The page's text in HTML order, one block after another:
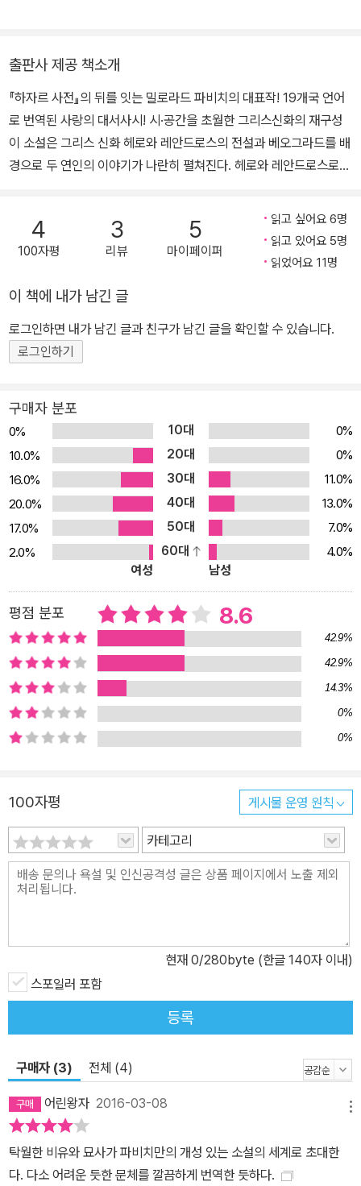
지녔던 그는 동유럽 문학을 세계에 알리는 데 큰 기여를 했다는 평가
출판사 제공 책소개
『하자르 사전』의 뒤를 잇는 밀로라드 파비치의 대표작! 19개국 언어
로 번역된 사랑의 대서사시! 시·공간을 초월한 그리스신화의 재구성
이 소설은 그리스 신화 헤로와 레안드로스의 전설과 베오그라드를 배
경으로 두 연인의 이야기가 나란히 펼쳐진다. 헤로와 레안드로스로
라하를 배경으로, 레안드로스의 이야기는 17세기 남동부 유럽을 배
경으로 한다. 소설은 신화 속 전설의 형태를 그대로 따르고 있어 소설
이 이 소설 속에서 만남으로써 시·공간을 초월한 구성으로 실험적 형
식을 선보이고 있다. 즉 뛰어난 문학적 실험과 동시에 무엇이든 허용
되는 대중적 환상을 결합시킨 것이다. 특히 제목 『바람의 안쪽』에서
‘바람’은 이 소설의 가장 극적인 변화가 이루어지는 ‘시간’을 의미한
고 있다. 또한 헤로와 레안드로스는 이 ‘시간’의 바다를 건너 비극적이
고도 신비로운 사랑을 한다. 시대를 달리한 두 사람은 결국 자신의 죽
음을 예상하면서도 서로 죽음을 맞바꾸어 하나의 사랑으로 이어간다.
그것은 사랑의 일부이자 전체의 개념에 대한 질문을 독자에게 안겨주
며, 소설과 이 세계 모두에서 도발적인 시각을 동시에 제시하고 있다.
시대상을 반영한 탁월한 묘사로 고도의 긴장감 연출 두 개의 이야기
로 구성된 소설은 파비치 그만의 묘사적 장치로 아주 빠르게 진행된
다. 헤로는 세르비아 출신의 학생으로 질투에 눈이 먼 그녀의 애인에
게 살해되고 만다. 레안드로스는 18세기 발칸반도를 배경으로 이 지
역의 대량 학살로 이어진 역사적 비극을 소설 한편에 반영하고 있다.
이러한 소설의 흐름을 더욱 돋보이게 하는 것이 그만의 특유한 묘사
이다. 강이 “물의 글씨”를 갖고 있어 “아주 높이 나는 새들만 볼 수 있
는 메시지를 남”긴다. 또 울음소리를 들은 자는 죽는 것으로 알려져
누구도 본 적이 없는 외양간올빼미가 그러한 것들이다. 이처럼 그의
소설에서 는 시적 암시가 곳곳에 묻어나 언어를 탁월하게 재구성한
점을 높이 평가받는다. 파비치가 그려내는 환상적인 신화의 이야기는
인 상상력은 한 순간도 이 책을 손에서 놓을 수 없게 만든다. 소설의
시작과 끝을 파괴하기 위해 최선을 다했다는 밀로라드 파비치. 1991
년 출간 이후 현재까지 소설 『바람의 안쪽』은 오늘날 현대인들에게
사랑의 의미를 무겁지 않게, 그러나 진지하게 묻고 있다.
4
100자평
3
리뷰
5
마이페이퍼
읽고 싶어요 6명
읽고 있어요 5명
읽었어요 11명
이 책에 내가 남긴 글
로그인하면 내가 남긴 글과 친구가 남긴 글을 확인할 수 있습니다.
로그인하기
구매자 분포
0% 10대
0%
10.0%
20대
0%
16.0%
30대
11.0%
20.0%
40대
13.0%
17.0%
50대
7.0%
2.0%
60대
4.0%
여성
남성
평점 분포 8.6
42.9%
42.9%
14.3%
0%
0%
100자평 게시물 운영 원칙
카테고리
현재 0/280byte (한글 140자 이내)
스포일러 포함
등록
구매자 (3) 전체 (4)
어린왕자 2016-03-08
탁월한 비유와 묘사가 파비치만의 개성 있는 소설의 세계로 초대한
다. 다소 어려운 듯한 문체를 깔끔하게 번역한 듯하다.